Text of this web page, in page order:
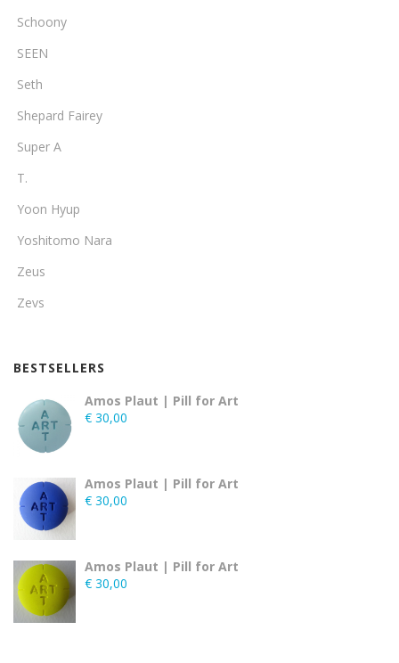
Schoony
SEEN
Seth
Shepard Fairey
Super A
T.
Yoon Hyup
Yoshitomo Nara
Zeus
Zevs
BESTSELLERS
Amos Plaut | Pill for Art
€ 30,00
Amos Plaut | Pill for Art
€ 30,00
Amos Plaut | Pill for Art
€ 30,00